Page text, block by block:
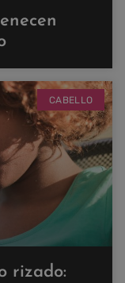
CABELLO
rizado: